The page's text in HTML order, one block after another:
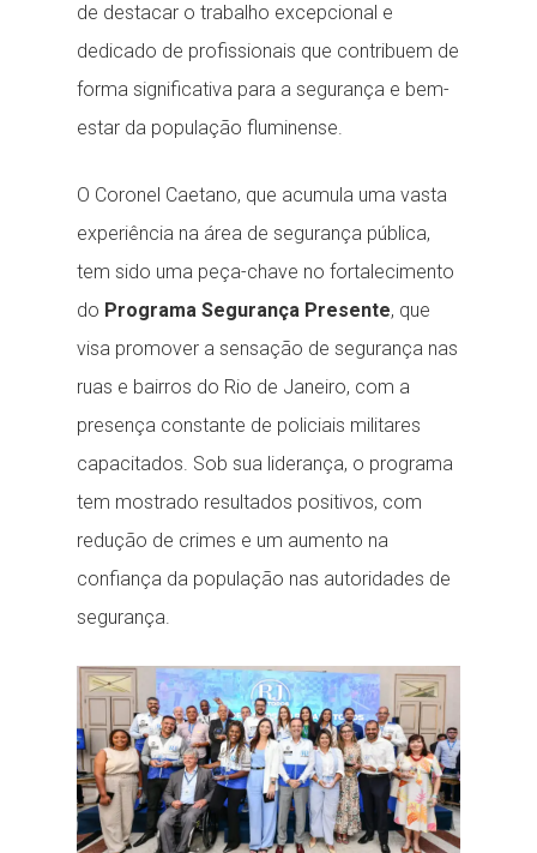
de destacar o trabalho excepcional e
dedicado de profissionais que contribuem de
forma significativa para a segurança e bem-
estar da população fluminense.
O Coronel Caetano, que acumula uma vasta
experiência na área de segurança pública,
tem sido uma peça-chave no fortalecimento
do Programa Segurança Presente, que
visa promover a sensação de segurança nas
ruas e bairros do Rio de Janeiro, com a
presença constante de policiais militares
capacitados. Sob sua liderança, o programa
tem mostrado resultados positivos, com
redução de crimes e um aumento na
confiança da população nas autoridades de
segurança.